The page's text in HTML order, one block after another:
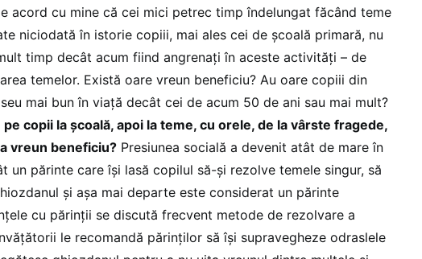
acord cu mine că cei mici petrec timp îndelungat făcând teme
niciodată în istorie copiii, mai ales cei de şcoală primară, nu
timp decât acum fiind angrenaţi în aceste activităţi – de
temelor. Există oare vreun beneficiu? Au oare copiii din
mai bun în viaţă decât cei de acum 50 de ani sau mai mult?
pe copii la şcoală, apoi la teme, cu orele, de la vârste fragede,
vreun beneficiu? Presiunea socială a devenit atât de mare în
un părinte care îşi lasă copilul să-şi rezolve temele singur, să
şi aşa mai departe este considerat un părinte
cu părinţii se discută frecvent metode de rezolvare a
le recomandă părinţilor să îşi supravegheze odraslele